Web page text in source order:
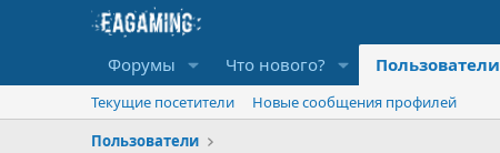
Форумы Что нового? Пользователи
Текущие посетители
Новые сообщения профилей
Пользователи